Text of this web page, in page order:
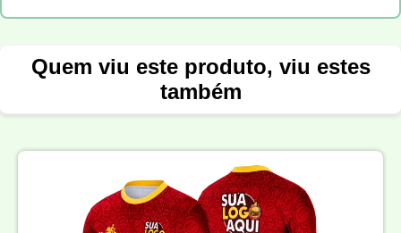
Quem viu este produto, viu estes
também